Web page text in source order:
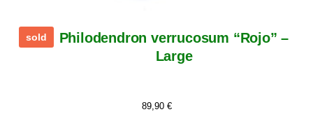
sold
Philodendron verrucosum “Rojo” –
Large
89,90 €